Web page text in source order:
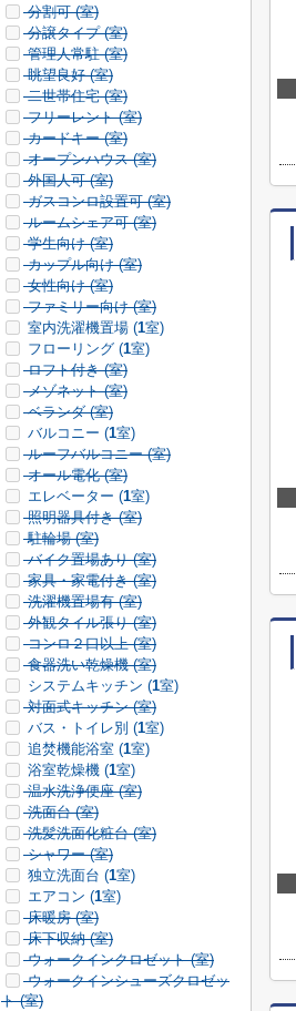
分割可 (室)
分譲タイプ (室)
管理人常駐 (室)
眺望良好 (室)
二世帯住宅 (室)
フリーレント (室)
カードキー (室)
オープンハウス (室)
外国人可 (室)
ガスコンロ設置可 (室)
ルームシェア可 (室)
学生向け (室)
カップル向け (室)
女性向け (室)
ファミリー向け (室)
室内洗濯機置場 (1室)
フローリング (1室)
ロフト付き (室)
メゾネット (室)
ベランダ (室)
バルコニー (1室)
ルーフバルコニー (室)
オール電化 (室)
エレベーター (1室)
照明器具付き (室)
駐輪場 (室)
バイク置場あり (室)
家具・家電付き (室)
洗濯機置場有 (室)
外観タイル張り (室)
コンロ２口以上 (室)
食器洗い乾燥機 (室)
システムキッチン (1室)
対面式キッチン (室)
バス・トイレ別 (1室)
追焚機能浴室 (1室)
浴室乾燥機 (1室)
温水洗浄便座 (室)
洗面台 (室)
洗髪洗面化粧台 (室)
シャワー (室)
独立洗面台 (1室)
エアコン (1室)
床暖房 (室)
床下収納 (室)
ウォークインクロゼット (室)
ウォークインシューズクロゼッ
ト (室)